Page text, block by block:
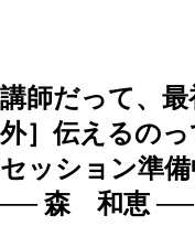
講師だって、
外］伝えるの
セッション準
── 森 和恵 ──